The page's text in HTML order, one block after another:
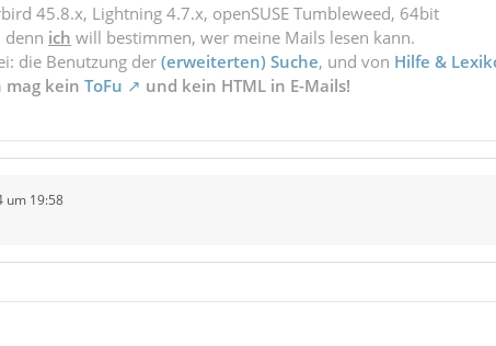
45.8.x, Lightning 4.7.x, openSUSE Tumbleweed, 64bit
denn ich will bestimmen, wer meine Mails lesen kann.
die Benutzung der (erweiterten) Suche, und von Hilfe &
mag kein ToFu und kein HTML in E-Mails!
um 19:58